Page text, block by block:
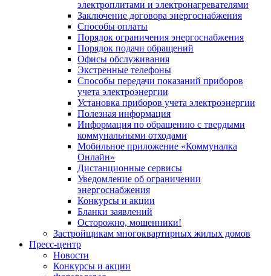
электроплитами и электронагревателями
Заключение договора энергоснабжения
Способы оплаты
Порядок ограничения энергоснабжения
Порядок подачи обращений
Офисы обслуживания
Экстренные телефоны
Способы передачи показаний приборов
учета электроэнергии
Установка приборов учета электроэнергии
Полезная информация
Информация по обращению с твердыми
коммунальными отходами
Мобильное приложение «Коммуналка
Онлайн»
Дистанционные сервисы
Уведомление об ограничении
энергоснабжения
Конкурсы и акции
Бланки заявлений
Осторожно, мошенники!
Застройщикам многоквартирных жилых домов
Пресс-центр
Новости
Конкурсы и акции